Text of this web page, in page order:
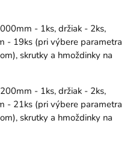
- 1ks, držiak - 2ks,
- 19ks (pri výbere parametra
skrutky a hmoždinky na
- 1ks, držiak - 2ks,
- 21ks (pri výbere parametra
skrutky a hmoždinky na